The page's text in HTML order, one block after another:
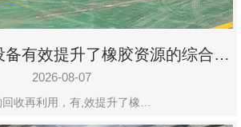
备有效提升了橡胶资源的综合利
用率
2026-08-07
收再利用，有,效提升了橡…